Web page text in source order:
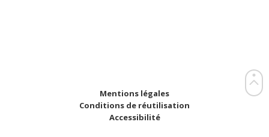
Mentions légales
Conditions de réutilisation
Accessibilité